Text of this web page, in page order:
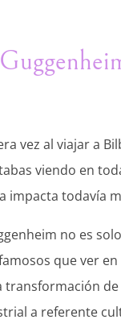
vez al viajar a
viendo en
impacta todavía
no es
que ver en
transformación de
a referente